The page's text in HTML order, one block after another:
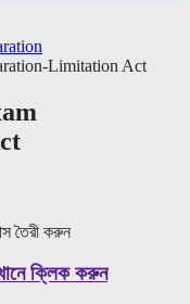
Limitation Act
তৈরী করুন
ক্লিক করুন